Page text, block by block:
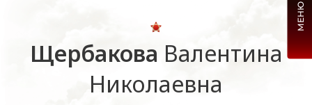
Щербакова Валентина
Николаевна
МЕНЮ